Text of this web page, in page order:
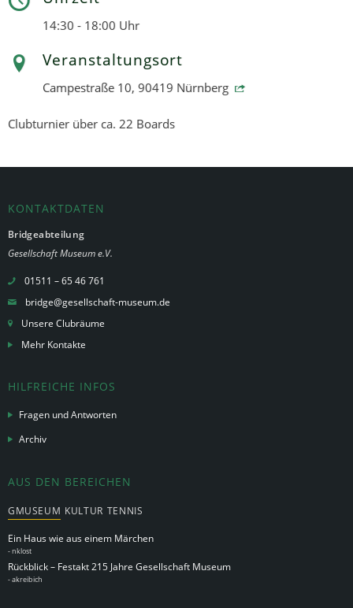
14:30 - 18:00 Uhr
Veranstaltungsort
Campestraße 10, 90419 Nürnberg
Clubturnier über ca. 22 Boards
KONTAKTDATEN
Bridgeabteilung
Gesellschaft Museum e.V.
01511 – 65 46 761
bridge@gesellschaft-museum.de
Unsere Clubräume
Mehr Kontakte
HILFREICHE INFOS
Fragen und Antworten
Archiv
AUS DEN BEREICHEN
GMUSEUM KULTUR TENNIS
Ein Haus wie aus einem Märchen
-nklost
Rückblick – Festakt 215 Jahre Gesellschaft Museum
-akreibich